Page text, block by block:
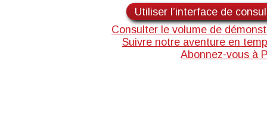
Utiliser l’interface de
Consulter le volume de
Suivre notre aventure en
Abonnez-vous à